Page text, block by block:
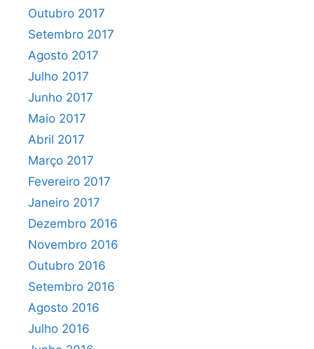
Outubro 2017
Setembro 2017
Agosto 2017
Julho 2017
Junho 2017
Maio 2017
Abril 2017
Março 2017
Fevereiro 2017
Janeiro 2017
Dezembro 2016
Novembro 2016
Outubro 2016
Setembro 2016
Agosto 2016
Julho 2016